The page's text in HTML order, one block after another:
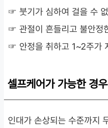
☞ 붓기가 심하여 걸을 수
☞ 관절이 흔들리고 불안정
☞ 안정을 취하고 1~2주가
셀프케어가 가능한 경우
인대가 손상되는 수준까지